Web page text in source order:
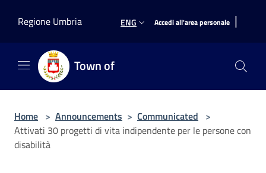
Regione Umbria
ENG Accedi all'area personale |
Town of
Home > Announcements > Communicated >
Attivati 30 progetti di vita indipendente per le persone con
disabilità